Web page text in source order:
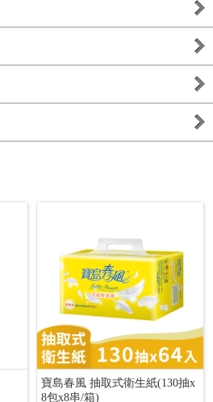
寶島春風 抽取式衛生紙(130抽x
8包x8串/箱)